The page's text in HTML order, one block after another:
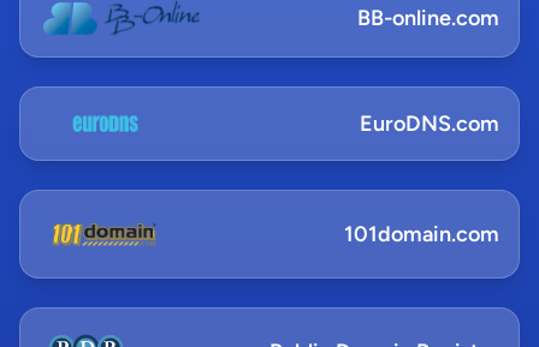
BB-online.com
EuroDNS.com
101domain.com